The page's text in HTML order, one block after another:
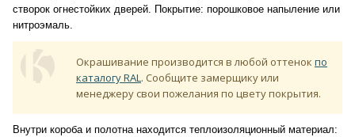
створок огнестойких дверей. Покрытие: порошковое напыление или
нитроэмаль.
Окрашивание производится в любой оттенок по
каталогу RAL. Сообщите замерщику или
менеджеру свои пожелания по цвету покрытия.
Внутри короба и полотна находится теплоизоляционный материал: